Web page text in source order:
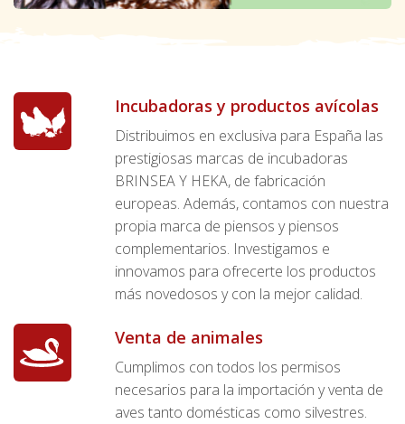
Incubadoras y productos avícolas
Distribuimos en exclusiva para España las
prestigiosas marcas de incubadoras
BRINSEA Y HEKA, de fabricación
europeas. Además, contamos con nuestra
propia marca de piensos y piensos
complementarios. Investigamos e
innovamos para ofrecerte los productos
más novedosos y con la mejor calidad.
Venta de animales
Cumplimos con todos los permisos
necesarios para la importación y venta de
aves tanto domésticas como silvestres.